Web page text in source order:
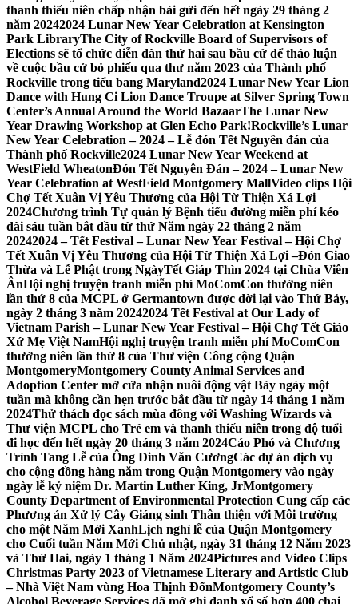
thanh thiếu niên chấp nhận bài gửi đến hết ngày 29 tháng 2
năm 20242024 Lunar New Year Celebration at Kensington
Park LibraryThe City of Rockville Board of Supervisors of
Elections sẽ tổ chức diễn đàn thứ hai sau bầu cử để thảo luận
về cuộc bầu cử bỏ phiếu qua thư năm 2023 của Thành phố
Rockville trong tiểu bang Maryland2024 Lunar New Year Lion
Dance with Hung Ci Lion Dance Troupe at Silver Spring Town
Center’s Annual Around the World BazaarThe Lunar New
Year Drawing Workshop at Glen Echo Park!Rockville’s Lunar
New Year Celebration – 2024 – Lễ đón Tết Nguyên đán của
Thành phố Rockville2024 Lunar New Year Weekend at
WestField WheatonĐón Tết Nguyên Đán – 2024 – Lunar New
Year Celebration at WestField Montgomery MallVideo clips Hội
Chợ Tết Xuân Vị Yêu Thương của Hội Từ Thiện Xá Lợi
2024Chương trình Tự quản lý Bệnh tiểu đường miễn phí kéo
dài sáu tuần bắt đầu từ thứ Năm ngày 22 tháng 2 năm
20242024 – Tết Festival – Lunar New Year Festival – Hội Chợ
Tết Xuân Vị Yêu Thương của Hội Từ Thiện Xá Lợi –Đón Giao
Thừa và Lễ Phật trong NgàyTết Giáp Thìn 2024 tại Chùa Viên
ÂnHội nghị truyện tranh miễn phí MoComCon thường niên
lần thứ 8 của MCPL ở Germantown được dời lại vào Thứ Bảy,
ngày 2 tháng 3 năm 20242024 Tết Festival at Our Lady of
Vietnam Parish – Lunar New Year Festival – Hội Chợ Tết Giáo
Xứ Mẹ Việt NamHội nghị truyện tranh miễn phí MoComCon
thường niên lần thứ 8 của Thư viện Công cộng Quận
MontgomeryMontgomery County Animal Services and
Adoption Center mở cửa nhận nuôi động vật Bảy ngày một
tuần mà không cần hẹn trước bắt đầu từ ngày 14 tháng 1 năm
2024Thử thách đọc sách mùa đông với Washing Wizards và
Thư viện MCPL cho Trẻ em và thanh thiếu niên trong độ tuổi
đi học đến hết ngày 20 tháng 3 năm 2024Cáo Phó và Chương
Trình Tang Lễ của Ông Đinh Văn CươngCác dự án dịch vụ
cho cộng đồng hàng năm trong Quận Montgomery vào ngày
ngày lễ kỷ niệm Dr. Martin Luther King, JrMontgomery
County Department of Environmental Protection Cung cấp các
Phương án Xử lý Cây Giáng sinh Thân thiện với Môi trường
cho một Năm Mới XanhLịch nghỉ lễ của Quận Montgomery
cho Cuối tuần Năm Mới Chủ nhật, ngày 31 tháng 12 Năm 2023
và Thứ Hai, ngày 1 tháng 1 Năm 2024Pictures and Video Clips
Christmas Party 2023 of Vietnamese Literary and Artistic Club
– Nhà Việt Nam vùng Hoa Thịnh ĐốnMontgomery County’s
Alcohol Beverage Services đã mở ghi danh xổ số hơn 400 chai